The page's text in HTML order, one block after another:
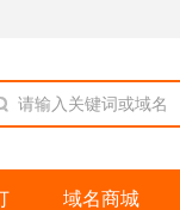
请输入关键词或域名
域名商城